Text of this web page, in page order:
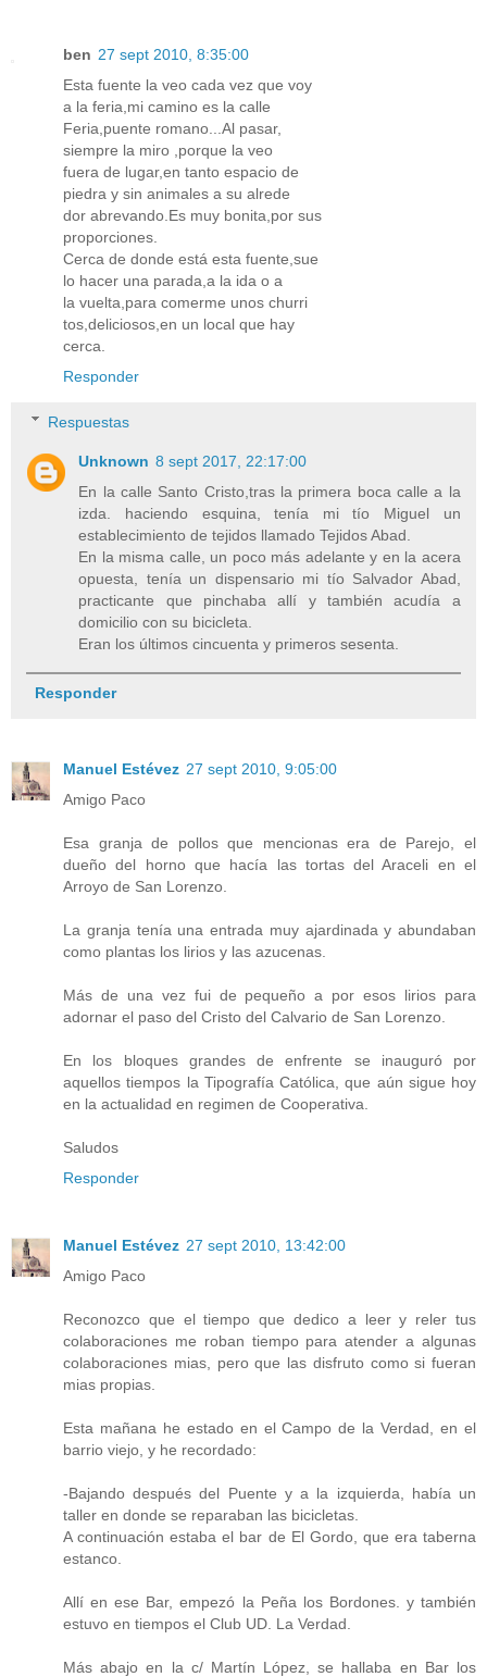
ben 27 sept 2010, 8:35:00
Esta fuente la veo cada vez que voy
a la feria,mi camino es la calle
Feria,puente romano...Al pasar,
siempre la miro ,porque la veo
fuera de lugar,en tanto espacio de
piedra y sin animales a su alrede
dor abrevando.Es muy bonita,por sus
proporciones.
Cerca de donde está esta fuente,sue
lo hacer una parada,a la ida o a
la vuelta,para comerme unos churri
tos,deliciosos,en un local que hay
cerca.
Responder
Respuestas
Unknown 8 sept 2017, 22:17:00
En la calle Santo Cristo,tras la primera boca calle a la
izda. haciendo esquina, tenía mi tío Miguel un
establecimiento de tejidos llamado Tejidos Abad.
En la misma calle, un poco más adelante y en la acera
opuesta, tenía un dispensario mi tío Salvador Abad,
practicante que pinchaba allí y también acudía a
domicilio con su bicicleta.
Eran los últimos cincuenta y primeros sesenta.
Responder
Manuel Estévez 27 sept 2010, 9:05:00
Amigo Paco
Esa granja de pollos que mencionas era de Parejo, el
dueño del horno que hacía las tortas del Araceli en el
Arroyo de San Lorenzo.
La granja tenía una entrada muy ajardinada y abundaban
como plantas los lirios y las azucenas.
Más de una vez fui de pequeño a por esos lirios para
adornar el paso del Cristo del Calvario de San Lorenzo.
En los bloques grandes de enfrente se inauguró por
aquellos tiempos la Tipografía Católica, que aún sigue hoy
en la actualidad en regimen de Cooperativa.
Saludos
Responder
Manuel Estévez 27 sept 2010, 13:42:00
Amigo Paco
Reconozco que el tiempo que dedico a leer y reler tus
colaboraciones me roban tiempo para atender a algunas
colaboraciones mias, pero que las disfruto como si fueran
mias propias.
Esta mañana he estado en el Campo de la Verdad, en el
barrio viejo, y he recordado:
-Bajando después del Puente y a la izquierda, había un
taller en donde se reparaban las bicicletas.
A continuación estaba el bar de El Gordo, que era taberna
estanco.
Allí en ese Bar, empezó la Peña los Bordones. y también
estuvo en tiempos el Club UD. La Verdad.
Más abajo en la c/ Martín López, se hallaba en Bar los